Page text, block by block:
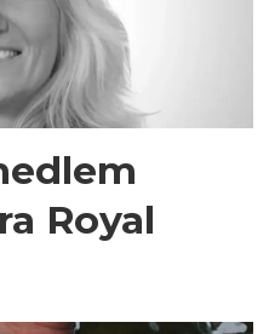
Royal